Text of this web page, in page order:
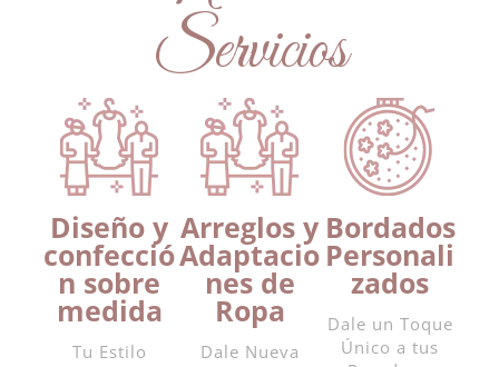
Servicios
Diseño y
confecció
n sobre
medida
Tu Estilo
Arreglos y
Adaptacio
nes de
Ropa
Dale Nueva
Bordados
Personali
zados
Dale un Toque
Único a tus